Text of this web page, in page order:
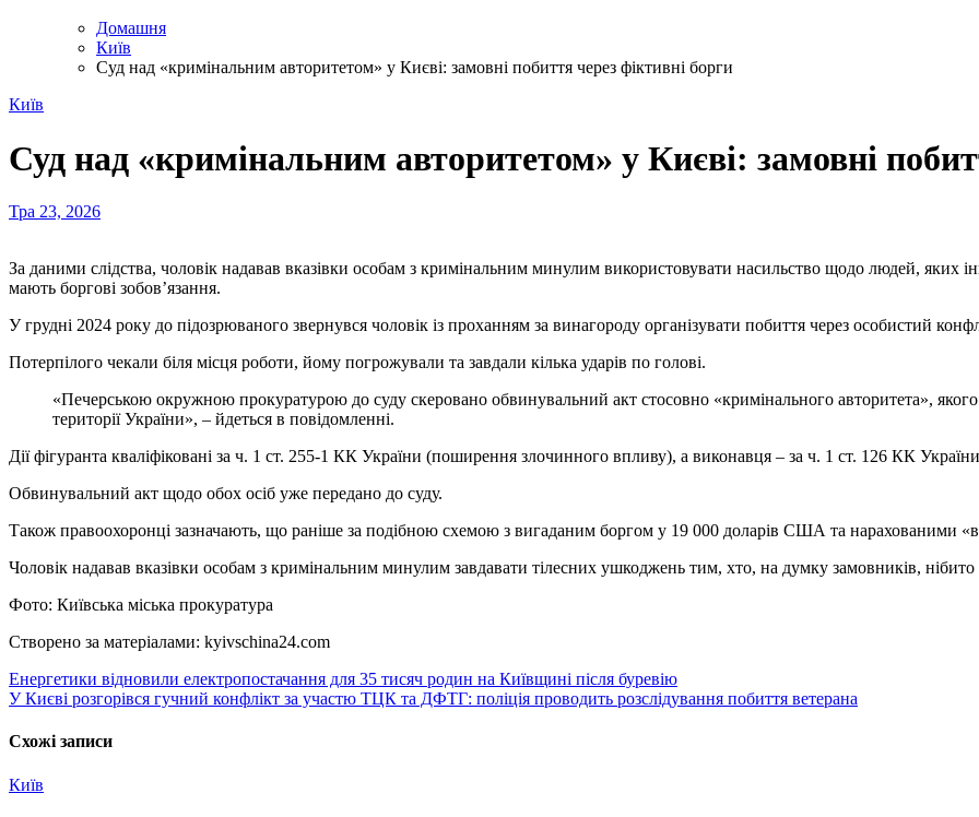
Домашня
Київ
Суд над «кримінальним авторитетом» у Києві: замовні побиття через фіктивні борги
Київ
Суд над «кримінальним авторитетом» у Києві: замовні
Тра 23, 2026
За даними слідства, чоловік надавав вказівки особам з кримінальним минулим використовувати насильство щодо людей, яких інші учасники конфліктів вважали «винними» або такими, що
мають боргові зобов’язання.
У грудні 2024 року до підозрюваного звернувся чоловік із проханням за винагороду організувати побиття через особистий
Потерпілого чекали біля місця роботи, йому погрожували та завдали кілька ударів по голові.
«Печерською окружною прокуратурою до суду скеровано обвинувальний акт стосовно «кримінального авторитета», якого обвинувачують у поширенні злочинного впливу на
території України», – йдеться в повідомленні.
Дії фігуранта кваліфіковані за ч. 1 ст. 255-1 КК України (поширення злочинного впливу), а виконавця – за ч. 1 ст. 126 КК
Обвинувальний акт щодо обох осіб уже передано до суду.
Також правоохоронці зазначають, що раніше за подібною схемою з вигаданим боргом у 19 000 доларів США та нарахованими
Чоловік надавав вказівки особам з кримінальним минулим завдавати тілесних ушкоджень тим, хто, на думку замовників, нібито
Фото: Київська міська прокуратура
Створено за матеріалами: kyivschina24.com
Навігація
записів
Енергетики відновили електропостачання для 35 тисяч родин на Київщині після буревію
У Києві розгорівся гучний конфлікт за участю ТЦК та ДФТГ: поліція проводить розслідування побиття ветерана
Схожі записи
Київ